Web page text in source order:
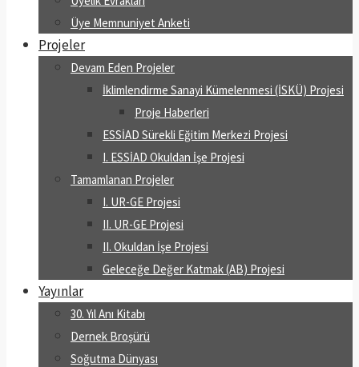
Üye Memnuniyet Anketi
Projeler
Devam Eden Projeler
İklimlendirme Sanayi Kümelenmesi (İSKÜ) Projesi
Proje Haberleri
ESSİAD Sürekli Eğitim Merkezi Projesi
I. ESSİAD Okuldan İşe Projesi
Tamamlanan Projeler
I. UR-GE Projesi
II. UR-GE Projesi
II. Okuldan İşe Projesi
Geleceğe Değer Katmak (AB) Projesi
Yayınlar
30. Yıl Anı Kitabı
Dernek Broşürü
Soğutma Dünyası